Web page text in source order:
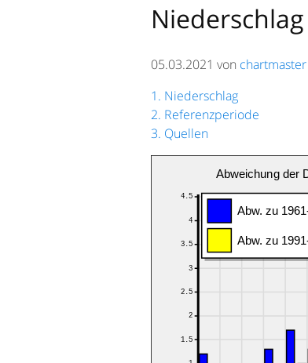
Niederschlag
05.03.2021 von chartmaster
1. Niederschlag
2. Referenzperiode
3. Quellen